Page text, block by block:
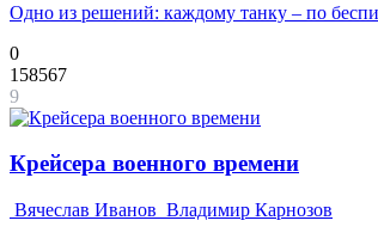
Одно из решений: каждому танку – по
0
158567
9
Крейсера военного времени
Вячеслав Иванов Владимир Карнозов